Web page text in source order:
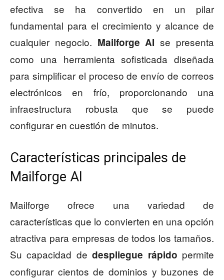
efectiva se ha convertido en un pilar
fundamental para el crecimiento y alcance de
cualquier negocio. Mailforge AI se presenta
como una herramienta sofisticada diseñada
para simplificar el proceso de envío de correos
electrónicos en frío, proporcionando una
infraestructura robusta que se puede
configurar en cuestión de minutos.
Características principales de
Mailforge AI
Mailforge ofrece una variedad de
características que lo convierten en una opción
atractiva para empresas de todos los tamaños.
Su capacidad dedespliegue rápido permite
configurar cientos de dominios y buzones de